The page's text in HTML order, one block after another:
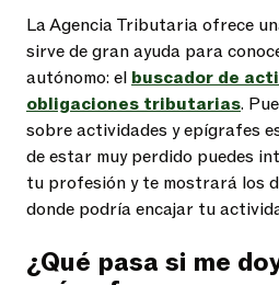
La Agencia Tributaria ofrece
sirve de gran ayuda para
autónomo: el buscador de
obligaciones tributarias.
sobre actividades y epígrafes
de estar muy perdido puedes
tu profesión y te mostrará los
donde podría encajar tu
¿Qué pasa si me